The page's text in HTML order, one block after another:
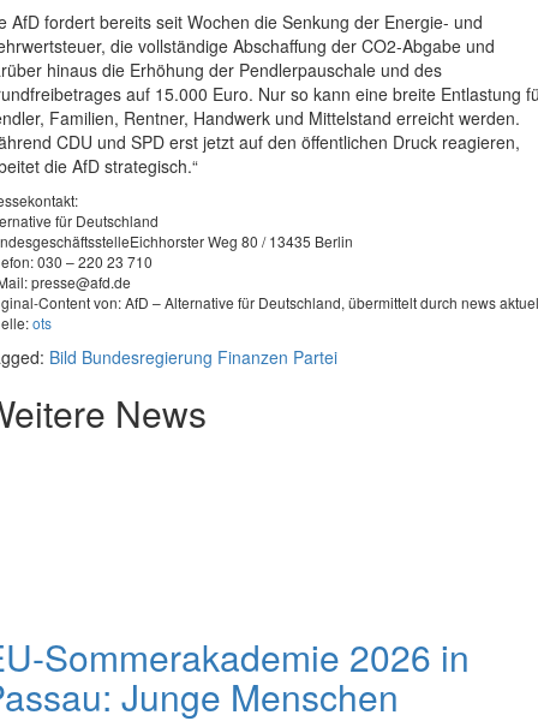
AfD fordert bereits seit Wochen die Senkung der Energie- und
die vollständige Abschaffung der CO2-Abgabe und
hinaus die Erhöhung der Pendlerpauschale und des
auf 15.000 Euro. Nur so kann eine breite Entlastung
Familien, Rentner, Handwerk und Mittelstand erreicht werden.
CDU und SPD erst jetzt auf den öffentlichen Druck reagieren,
die AfD strategisch.“
für Deutschland
Weg 80 / 13435 Berlin
030 – 220 23 710
presse@afd.de
Content von: AfD – Alternative für Deutschland, übermittelt durch news
ots
Bild Bundesregierung Finanzen Partei
News
Sommerakademie 2026 in
Junge Menschen